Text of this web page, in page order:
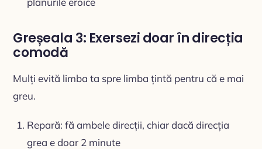
Greșeala 3: Exersezi doar în direcția
comodă
Mulți evită limba ta spre limba țintă pentru că e mai
greu.
Repară: fă ambele direcții, chiar dacă direcția
grea e doar 2 minute